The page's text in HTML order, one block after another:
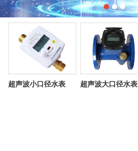
超声波小口径水表 超声波大口径水表